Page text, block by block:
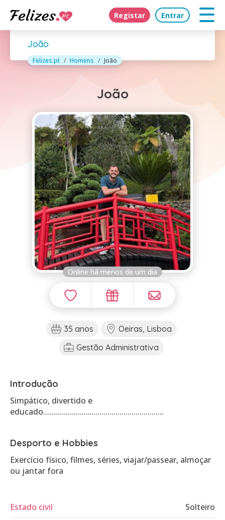
Registar Entrar
João
Felizes.pt Homens João
João
Online há menos de um dia
35 anos
Oeiras, Lisboa
Gestão Administrativa
Introdução
Simpático, divertido e
educado............................................................
Desporto e Hobbies
Exercício físico, filmes, séries, viajar/passear, almoçar
ou jantar fora
Estado civil
Solteiro